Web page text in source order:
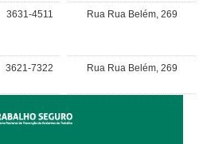
de Jurisprudência
Permanente
3631-4511 Rua Rua Belém, 269
3621-7322 Rua Rua Belém, 269